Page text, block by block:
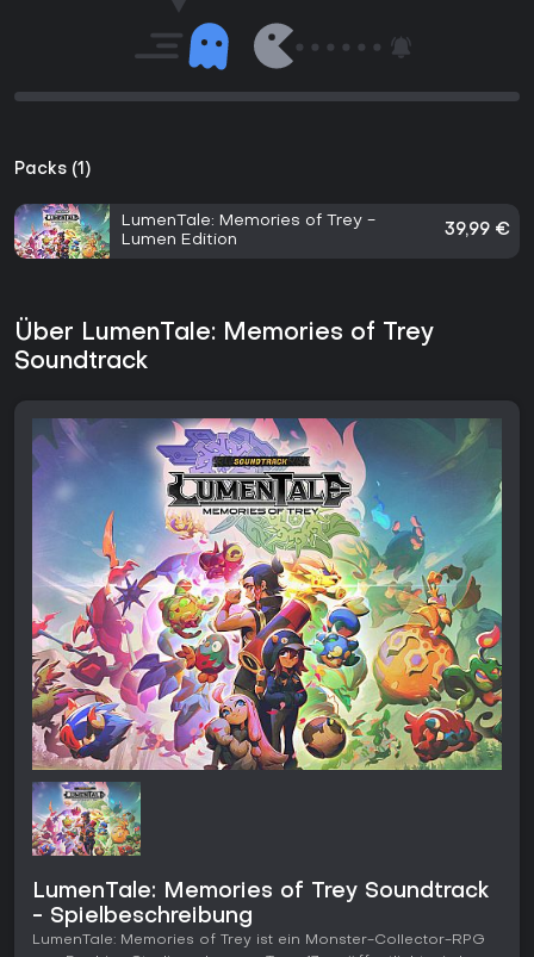
Packs (1)
LumenTale: Memories of Trey -
Lumen Edition
39,99 €
Über LumenTale: Memories of Trey
Soundtrack
LumenTale: Memories of Trey Soundtrack
- Spielbeschreibung
LumenTale: Memories of Trey ist ein Monster-Collector-RPG